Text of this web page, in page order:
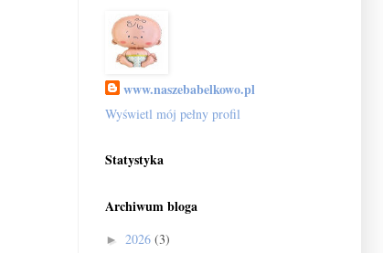
www.naszebabelkowo.pl
Wyświetl mój pełny profil
Statystyka
Archiwum bloga
► 2026 (3)